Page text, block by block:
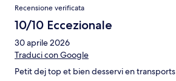
Recensione verificata
10/10 Eccezionale
30 aprile 2026
Traduci con Google
Petit dej top et bien desservi en transports